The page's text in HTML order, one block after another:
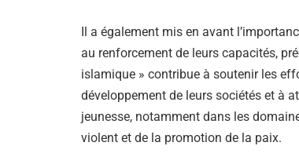
Il a également mis en avant
au renforcement de leurs capacités,
islamique » contribue à soutenir les
développement de leurs sociétés et à
jeunesse, notamment dans les
violent et de la promotion de la paix.